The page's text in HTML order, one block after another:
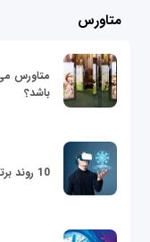
متاورس
متاورس
باشد؟
10 روند برتر تجارت و فناوری در سال 2022